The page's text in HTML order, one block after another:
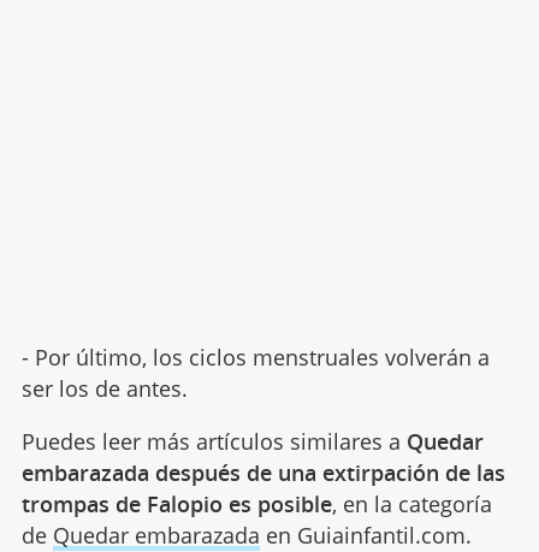
- Por último, los ciclos menstruales volverán a
ser los de antes.
Puedes leer más artículos similares a Quedar
embarazada después de una extirpación de las
trompas de Falopio es posible, en la categoría
de Quedar embarazada en Guiainfantil.com.